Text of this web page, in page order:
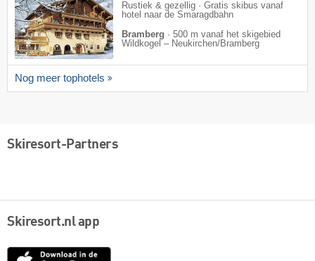
Rustiek & gezellig · Gratis skibus vanaf
hotel naar de Smaragdbahn
Bramberg · 500 m vanaf het skigebied
Wildkogel – Neukirchen/​Bramberg
Nog meer tophotels
Skiresort-Partners
Skiresort.nl app
App